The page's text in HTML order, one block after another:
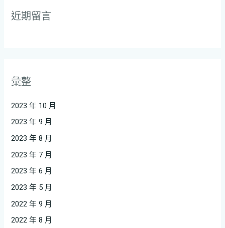
近期留言
彙整
2023 年 10 月
2023 年 9 月
2023 年 8 月
2023 年 7 月
2023 年 6 月
2023 年 5 月
2022 年 9 月
2022 年 8 月